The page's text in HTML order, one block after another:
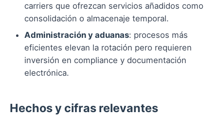
carriers que ofrezcan servicios añadidos como
consolidación o almacenaje temporal.
Administración y aduanas: procesos más
eficientes elevan la rotación pero requieren
inversión en compliance y documentación
electrónica.
Hechos y cifras relevantes